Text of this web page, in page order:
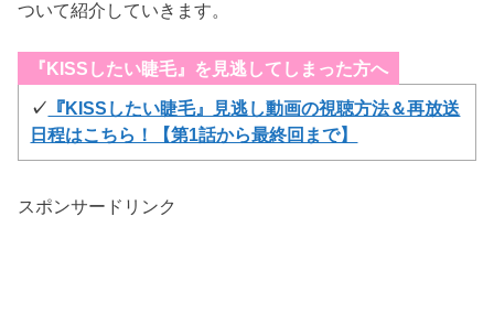
ついて紹介していきます。
『KISSしたい睫毛』を見逃してしまった方へ
✓
『KISSしたい睫毛』見逃し動画の視聴方法＆再放送
日程はこちら！【第1話から最終回まで】
スポンサードリンク